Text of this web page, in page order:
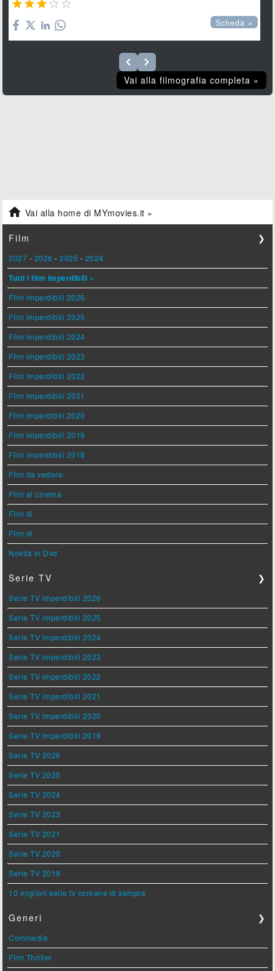
    
Scheda »
Vai alla filmografia completa »
 Vai alla home di MYmovies.it »
Film ❯
2027 - 2026 -2025 - 2024
Tutti i film imperdibili »
Film imperdibili 2026
Film imperdibili 2025
Film imperdibili 2024
Film imperdibili 2023
Film imperdibili 2022
Film imperdibili 2021
Film imperdibili 2020
Film imperdibili 2019
Film imperdibili 2018
Film da vedere
Film al cinema
Film di
Film di
Novità in Dvd
Serie TV ❯
Serie TV imperdibili 2026
Serie TV imperdibili 2025
Serie TV imperdibili 2024
Serie TV imperdibili 2023
Serie TV imperdibili 2022
Serie TV imperdibili 2021
Serie TV imperdibili 2020
Serie TV imperdibili 2019
Serie TV 2026
Serie TV 2025
Serie TV 2024
Serie TV 2023
Serie TV 2021
Serie TV 2020
Serie TV 2019
10 migliori serie tv coreane di sempre
Generi ❯
Commedie
Film Thriller